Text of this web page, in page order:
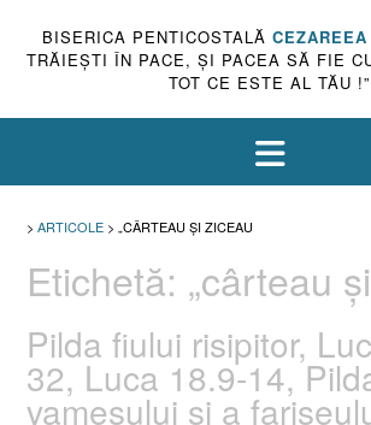
BISERICA PENTICOSTALĂ CEZAREEA
TRĂIEŞTI ÎN PACE, ŞI PACEA SĂ FIE
TOT CE ESTE AL TĂU !”
> ARTICOLE > „CÂRTEAU ŞI ZICEAU
Etichetă: „cârteau
Pilda fiului risipitor,
32, Luca 18.9-14,
vameşului şi a